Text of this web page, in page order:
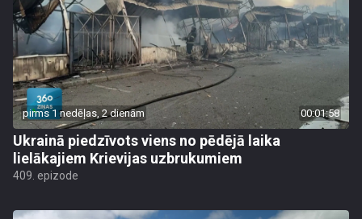
pirms 1 nedēļas, 2 dienām 00:01:58
Ukrainā piedzīvots viens no pēdējā laika
lielākajiem Krievijas uzbrukumiem
409. epizode